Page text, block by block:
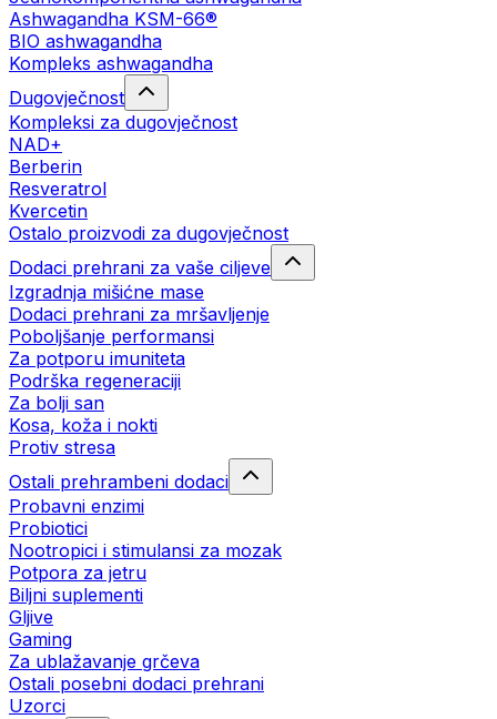
Ashwagandha KSM-66®
BIO ashwagandha
Kompleks ashwagandha
Dugovječnost
Kompleksi za dugovječnost
NAD+
Berberin
Resveratrol
Kvercetin
Ostalo proizvodi za dugovječnost
Dodaci prehrani za vaše ciljeve
Izgradnja mišićne mase
Dodaci prehrani za mršavljenje
Poboljšanje performansi
Za potporu imuniteta
Podrška regeneraciji
Za bolji san
Kosa, koža i nokti
Protiv stresa
Ostali prehrambeni dodaci
Probavni enzimi
Probiotici
Nootropici i stimulansi za mozak
Potpora za jetru
Biljni suplementi
Gljive
Gaming
Za ublažavanje grčeva
Ostali posebni dodaci prehrani
Uzorci